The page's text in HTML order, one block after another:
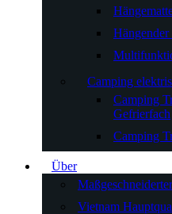
Hängender
Camping
Camping
Gefrierfach
Camping
Über
Vietnam